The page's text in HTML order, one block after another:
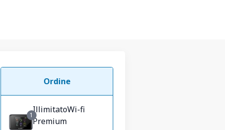
Ordine
1
IllimitatoWi-fi
Premium